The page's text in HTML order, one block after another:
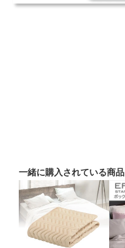
一緒に購入されている商品